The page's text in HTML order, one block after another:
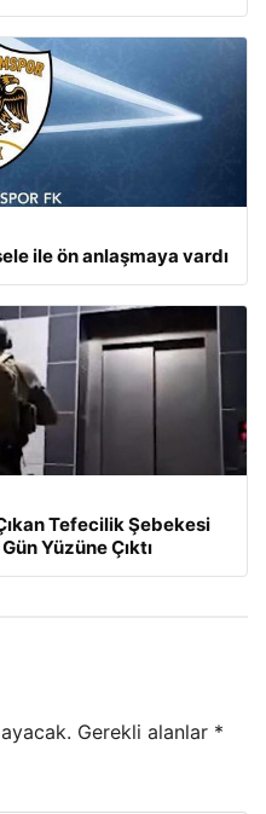
ile ön anlaşmaya vardı
Tefecilik Şebekesi
Yüzüne Çıktı
Gerekli alanlar *